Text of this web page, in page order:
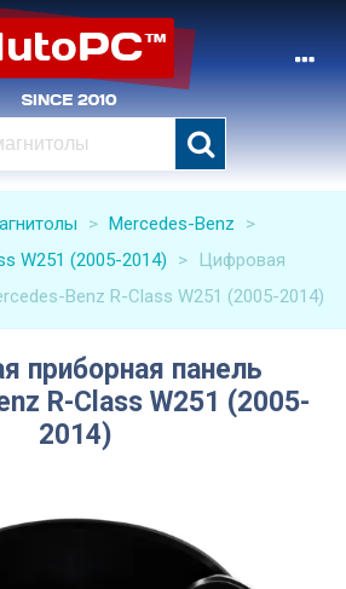
> Mercedes-Benz
>
W251 (2005-2014)
>
Цифровая
Benz R-Class W251 (2005-2014)
приборная панель
R-Class W251 (2005-
2014)